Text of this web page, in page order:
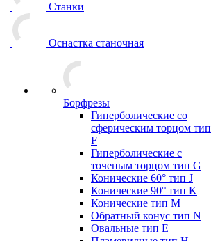
Станки
Оснастка станочная
Борфрезы
Гиперболические cо
сферическим торцом тип
F
Гиперболические с
точеным торцом тип G
Конические 60° тип J
Конические 90° тип K
Конические тип M
Обратный конус тип N
Овальные тип E